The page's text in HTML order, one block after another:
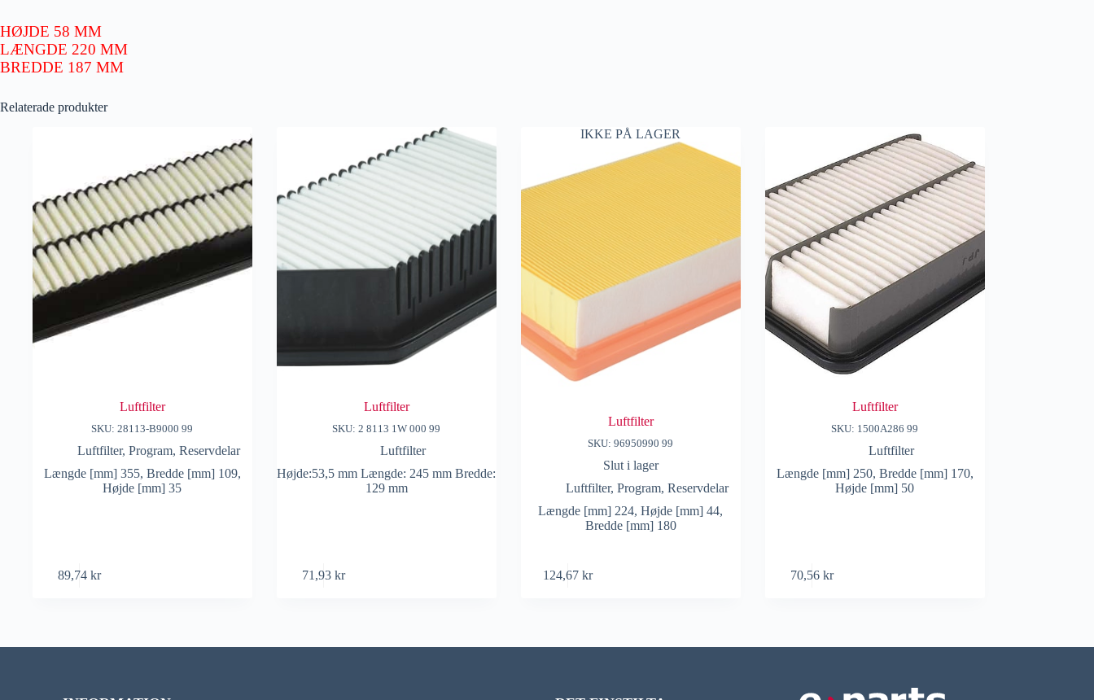
HØJDE 58 MM
LÆNGDE 220 MM
BREDDE 187 MM
Relaterade produkter
Luftfilter
SKU: 28113-B9000 99
Luftfilter, Program, Reservdelar
Længde [mm] 355, Bredde [mm] 109,
Højde [mm] 35
89,74 kr
Luftfilter
SKU: 2 8113 1W 000 99
Luftfilter
Højde:53,5 mm Længde: 245 mm Bredde:
129 mm
71,93 kr
IKKE PÅ LAGER
Luftfilter
SKU: 96950990 99
Slut i lager
Luftfilter, Program, Reservdelar
Længde [mm] 224, Højde [mm] 44,
Bredde [mm] 180
124,67 kr
Luftfilter
SKU: 1500A286 99
Luftfilter
Længde [mm] 250, Bredde [mm] 170,
Højde [mm] 50
70,56 kr